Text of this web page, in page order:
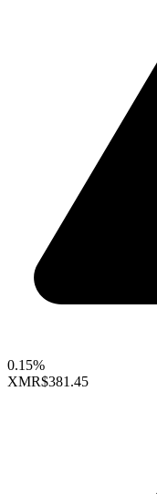
0.15%
XMR$381.45